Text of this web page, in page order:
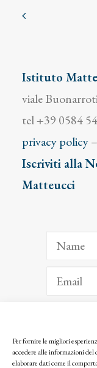
Per fornire le migliori
accedere alle informazioni del
elaborare dati come il
Istituto
viale
tel +39 0584
privacy policy–
Iscriviti alla
Matteucci
Facendo clic per